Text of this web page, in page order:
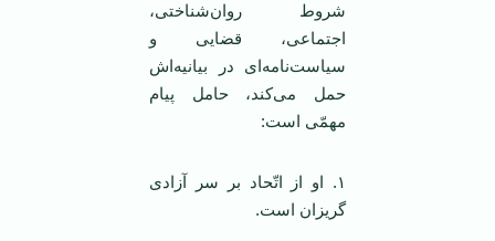
شروط روان‌شناختی،
اجتماعی، قضایی و
سیاست‌نامه‌ای در بیانیه‌اش
حمل می‌کند، حامل پیام
مهمّی است:
۱. او از اتّحاد بر سر آزادی
گریزان است.